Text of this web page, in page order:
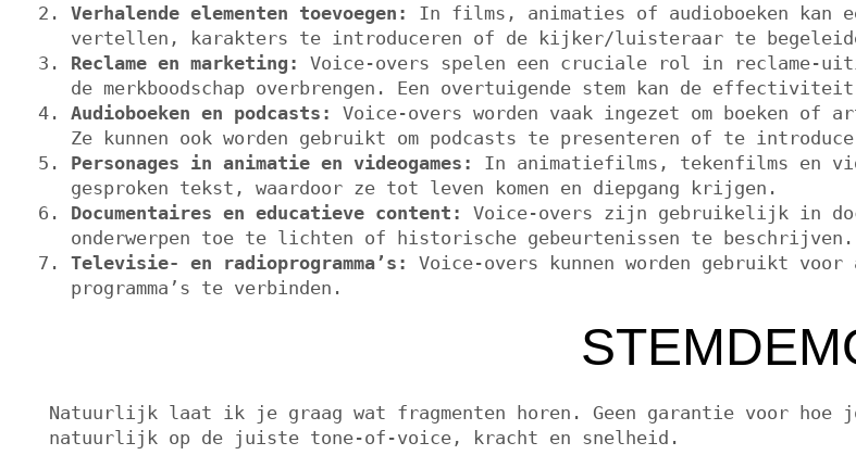
Verhalende elementen toevoegen:
In films, animaties of audioboeken kan
vertellen, karakters te introduceren of de kijker/luisteraar te
Reclame en marketing:
Voice-overs spelen een cruciale rol in reclame-
de merkboodschap overbrengen. Een overtuigende stem kan de
Audioboeken en podcasts:
Voice-overs worden vaak ingezet om boeken of
Ze kunnen ook worden gebruikt om podcasts te presenteren of te
Personages in animatie en videogames:
In animatiefilms, tekenfilms en
gesproken tekst, waardoor ze tot leven komen en diepgang krijgen.
Documentaires en educatieve content:
Voice-overs zijn gebruikelijk in
onderwerpen toe te lichten of historische gebeurtenissen te beschrijven.
Televisie- en radioprogramma’s:
Voice-overs kunnen worden gebruikt voor
programma’s te verbinden.
Natuurlijk laat ik je graag wat fragmenten horen. Geen garantie voor hoe
natuurlijk op de juiste tone-of-voice, kracht en snelheid.